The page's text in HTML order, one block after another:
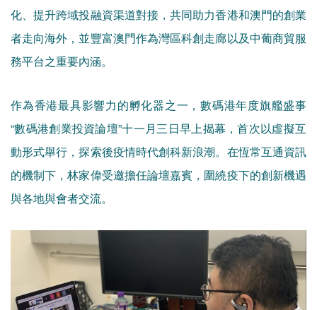
化、提升跨域投融資渠道對接，共同助力香港和澳門的創業
者走向海外，並豐富澳門作為灣區科創走廊以及中葡商貿服
務平台之重要內涵。
作為香港最具影響力的孵化器之一，數碼港年度旗艦盛事
“數碼港創業投資論壇”十一月三日早上揭幕，首次以虛擬互
動形式舉行，探索後疫情時代創科新浪潮。在恆常互通資訊
的機制下，林家偉受邀擔任論壇嘉賓，圍繞疫下的創新機遇
與各地與會者交流。